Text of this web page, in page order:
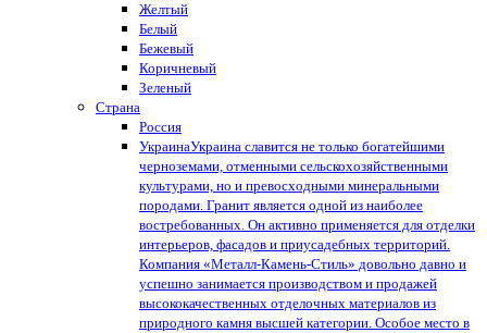
Желтый
Белый
Бежевый
Коричневый
Зеленый
Страна
Россия
УкраинаУкраина славится не только богатейшими
черноземами, отменными сельскохозяйственными
культурами, но и превосходными минеральными
породами. Гранит является одной из наиболее
востребованных. Он активно применяется для отделки
интерьеров, фасадов и приусадебных территорий.
Компания «Металл-Камень-Стиль» довольно давно и
успешно занимается производством и продажей
высококачественных отделочных материалов из
природного камня высшей категории. Особое место в